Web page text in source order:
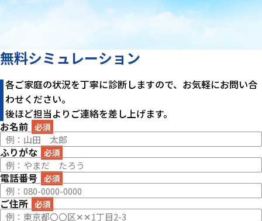
無料シミュレーション
各ご家庭の状況を丁寧に診断しますので、お気軽にお問い合
わせください。
後ほど担当よりご連絡を差し上げます。
お名前 必須
ふりがな 必須
電話番号 必須
ご住所 必須